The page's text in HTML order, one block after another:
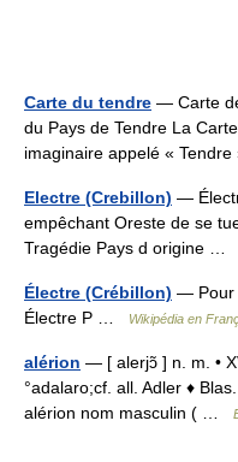
Carte du tendre — Carte
du Pays de Tendre La
imaginaire appelé «
Electre (Crebillon) —
empêchant Oreste de se
Tragédie Pays d origine …
Électre (Crébillon) — Pour
Électre P …
Wikipédia en
alérion — [ alerjɔ̃ ] n. m. •
°adalaro;cf. all. Adler ♦
alérion nom masculin ( …